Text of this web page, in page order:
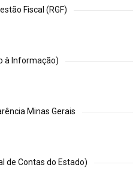
Fiscal (RGF)
à Informação)
Minas Gerais
de Contas do Estado)